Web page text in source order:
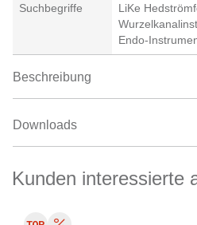
Suchbegriffe
LiKe
Endo-
Beschreibung
Downloads
Kunden interessierte